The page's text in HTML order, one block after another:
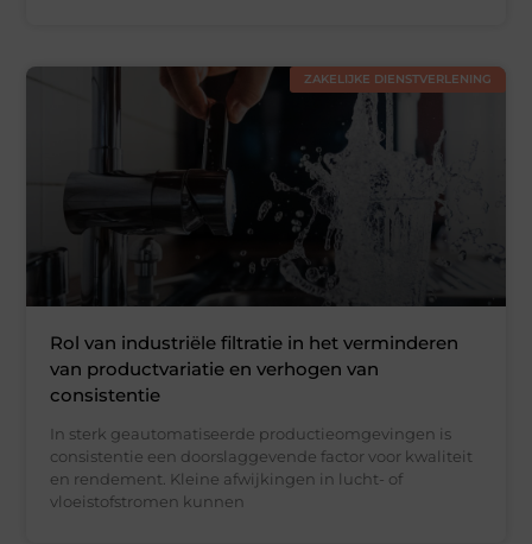
ZAKELIJKE DIENSTVERLENING
Rol van industriële filtratie in het verminderen
van productvariatie en verhogen van
consistentie
In sterk geautomatiseerde productieomgevingen is
consistentie een doorslaggevende factor voor kwaliteit
en rendement. Kleine afwijkingen in lucht- of
vloeistofstromen kunnen